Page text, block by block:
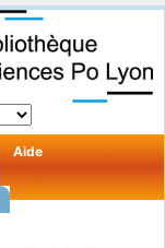
Aide